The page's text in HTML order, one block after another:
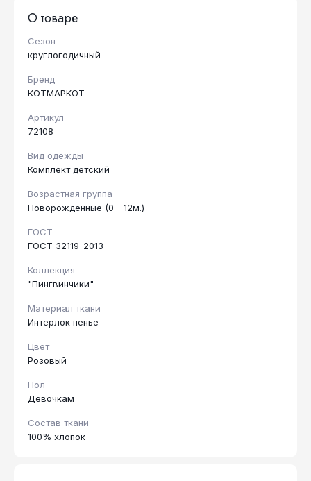
О товаре
Сезон
круглогодичный
Бренд
КОТМАРКОТ
Артикул
72108
Вид одежды
Комплект детский
Возрастная группа
Новорожденные (0 - 12м.)
ГОСТ
ГОСТ 32119-2013
Коллекция
"Пингвинчики"
Материал ткани
Интерлок пенье
Цвет
Розовый
Пол
Девочкам
Состав ткани
100% хлопок